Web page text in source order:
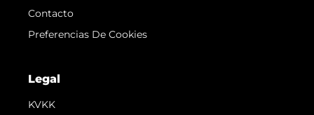
Contacto
Preferencias De Cookies
Legal
KVKK